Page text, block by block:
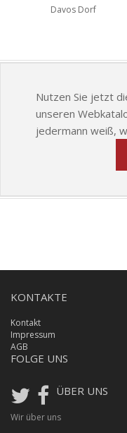
Davos Dorf
Nutzen Sie jetzt
unseren
jedermann weiß,
KONTAKTE
Kontakt
Impressum
AGB
FOLGE UNS
ÜBER UNS
Wir über uns